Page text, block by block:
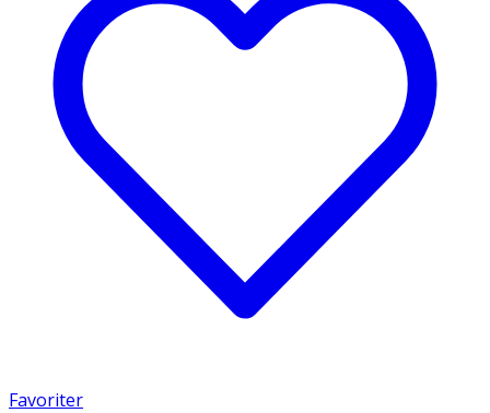
Favoriter